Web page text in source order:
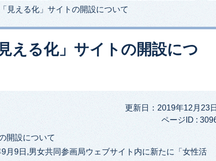
見える化」サイトの開設について
える化」サイトの開設につ
更新日：2019年12月23日
ページID :
開設について
月9日,男女共同参画局ウェブサイト内に新たに「女性活